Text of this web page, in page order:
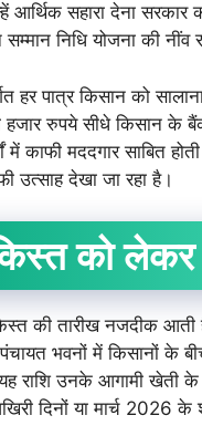
आर्थिक सहारा देना सरकार
सम्मान निधि योजना की
हर पात्र किसान को
रुपये सीधे किसान के
में काफी मददगार साबित
उत्साह देखा जा रहा है।
को लेकर
की तारीख नजदीक आती
भवनों में किसानों के
यह राशि उनके आगामी
दिनों या मार्च 2026 के